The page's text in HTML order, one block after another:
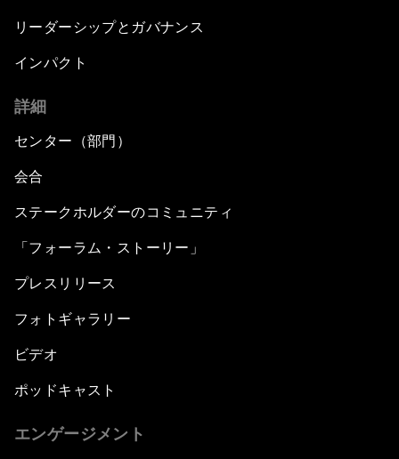
リーダーシップとガバナンス
インパクト
詳細
センター（部門）
会合
ステークホルダーのコミュニティ
「フォーラム・ストーリー」
プレスリリース
フォトギャラリー
ビデオ
ポッドキャスト
エンゲージメント